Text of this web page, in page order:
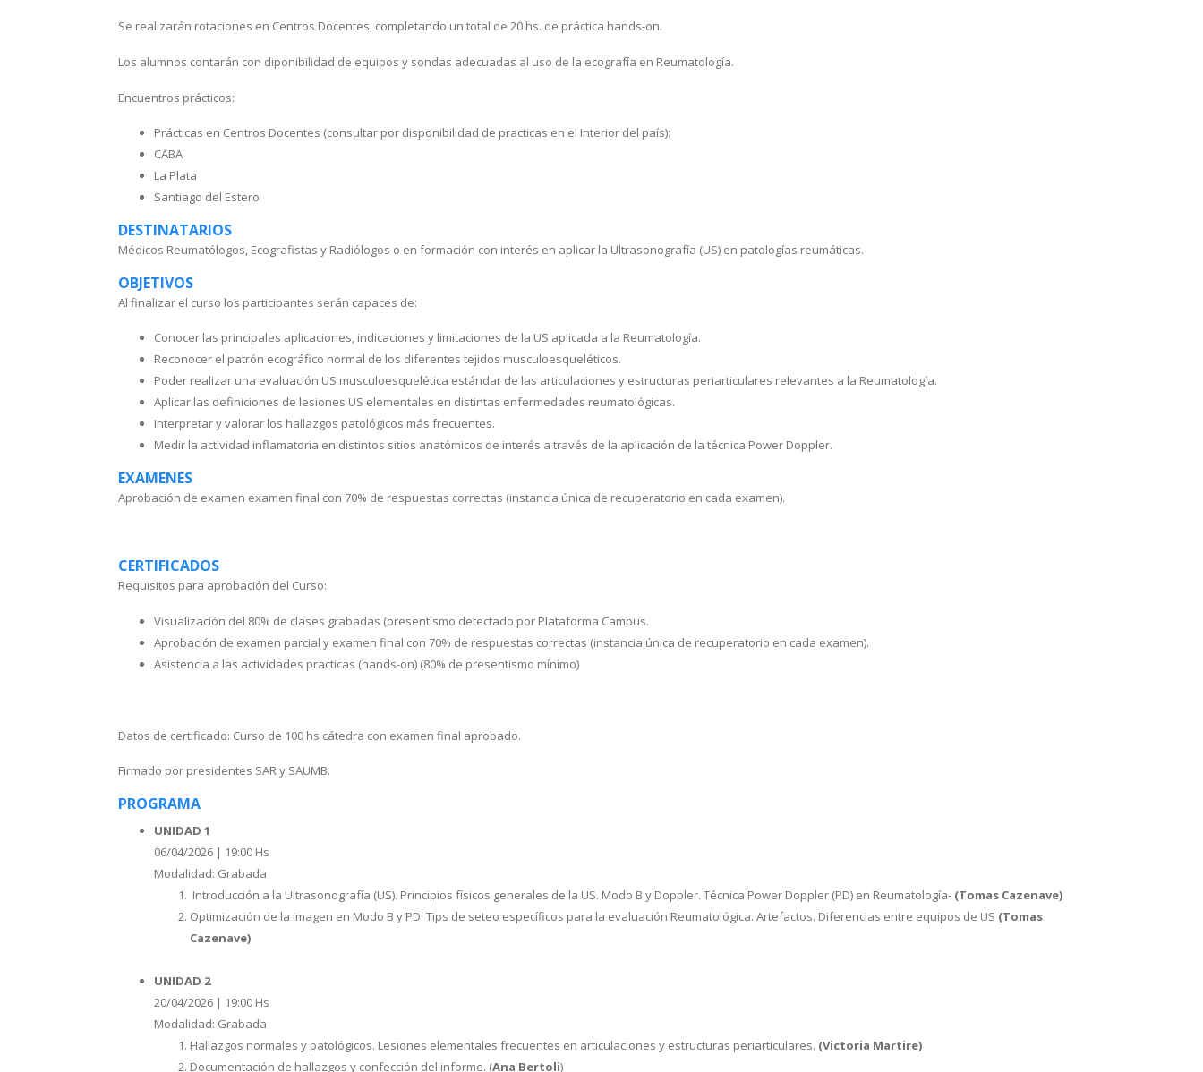
Se realizarán rotaciones en Centros Docentes, completando un total de 20 hs. de práctica hands-on.
Los alumnos contarán con diponibilidad de equipos y sondas adecuadas al uso de la ecografía en Reumatología.
Encuentros prácticos:
Prácticas en Centros Docentes (consultar por disponibilidad de practicas en el Interior del país):
CABA
La Plata
Santiago del Estero
DESTINATARIOS
Médicos Reumatólogos, Ecografistas y Radiólogos o en formación con interés en aplicar la Ultrasonografía (US) en patologías reumáticas.
OBJETIVOS
Al finalizar el curso los participantes serán capaces de:
Conocer las principales aplicaciones, indicaciones y limitaciones de la US aplicada a la Reumatología.
Reconocer el patrón ecográfico normal de los diferentes tejidos musculoesqueléticos.
Poder realizar una evaluación US musculoesquelética estándar de las articulaciones y estructuras periarticulares relevantes a la Reumatología.
Aplicar las definiciones de lesiones US elementales en distintas enfermedades reumatológicas.
Interpretar y valorar los hallazgos patológicos más frecuentes.
Medir la actividad inflamatoria en distintos sitios anatómicos de interés a través de la aplicación de la técnica Power Doppler.
EXAMENES
Aprobación de examen examen final con 70% de respuestas correctas (instancia única de recuperatorio en cada examen).
CERTIFICADOS
Requisitos para aprobación del Curso:
Visualización del 80% de clases grabadas (presentismo detectado por Plataforma Campus.
Aprobación de examen parcial y examen final con 70% de respuestas correctas (instancia única de recuperatorio en cada examen).
Asistencia a las actividades practicas (hands-on) (80% de presentismo mínimo)
Datos de certificado: Curso de 100 hs cátedra con examen final aprobado.
Firmado por presidentes SAR y SAUMB.
PROGRAMA
UNIDAD 1
06/04/2026 | 19:00 Hs
Modalidad: Grabada
Introducción a la Ultrasonografía (US). Principios físicos generales de la US. Modo B y Doppler. Técnica Power Doppler (PD) en Reumatología- (Tomas Cazenave)
Optimización de la imagen en Modo B y PD. Tips de seteo específicos para la evaluación Reumatológica. Artefactos. Diferencias entre equipos de US (Tomas
Cazenave)
UNIDAD 2
20/04/2026 | 19:00 Hs
Modalidad: Grabada
Hallazgos normales y patológicos. Lesiones elementales frecuentes en articulaciones y estructuras periarticulares. (Victoria Martire)
Documentación de hallazgos y confección del informe. (Ana Bertoli)